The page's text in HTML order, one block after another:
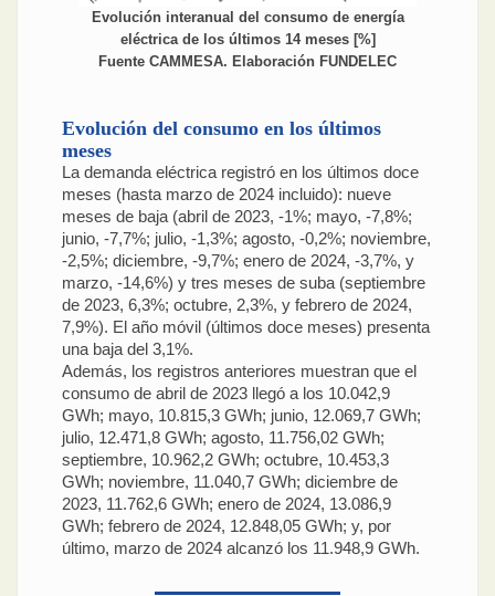
Evolución interanual del consumo de energía
eléctrica de los últimos 14 meses [%]
Fuente CAMMESA. Elaboración FUNDELEC
Evolución del consumo en los últimos
meses
La demanda eléctrica registró en los últimos doce
meses (hasta marzo de 2024 incluido): nueve
meses de baja (abril de 2023, -1%; mayo, -7,8%;
junio, -7,7%; julio, -1,3%; agosto, -0,2%; noviembre,
-2,5%; diciembre, -9,7%; enero de 2024, -3,7%, y
marzo, -14,6%) y tres meses de suba (septiembre
de 2023, 6,3%; octubre, 2,3%, y febrero de 2024,
7,9%). El año móvil (últimos doce meses) presenta
una baja del 3,1%.
Además, los registros anteriores muestran que el
consumo de abril de 2023 llegó a los 10.042,9
GWh; mayo, 10.815,3 GWh; junio, 12.069,7 GWh;
julio, 12.471,8 GWh; agosto, 11.756,02 GWh;
septiembre, 10.962,2 GWh; octubre, 10.453,3
GWh; noviembre, 11.040,7 GWh; diciembre de
2023, 11.762,6 GWh; enero de 2024, 13.086,9
GWh; febrero de 2024, 12.848,05 GWh; y, por
último, marzo de 2024 alcanzó los 11.948,9 GWh.